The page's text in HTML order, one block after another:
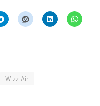
Wizz Air